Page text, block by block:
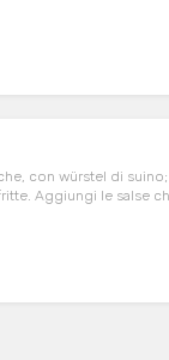
con würstel di
contorno di patatine fritte. Aggiungi